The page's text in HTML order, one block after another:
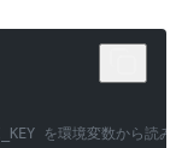
を環境変数から読み